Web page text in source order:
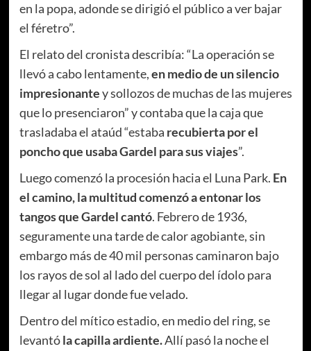
en la popa, adonde se dirigió el público a ver bajar
el féretro”.
El relato del cronista describía: “La operación se
llevó a cabo lentamente,en medio de un silencio
impresionantey sollozos de muchas de las mujeres
que lo presenciaron” y contaba que la caja que
trasladaba el ataúd “estaba recubierta por el
poncho que usaba Gardel para sus viajes”.
Luego comenzó la procesión hacia el Luna Park. En
el camino, la multitud comenzó a entonar los
tangos que Gardel cantó. Febrero de 1936,
seguramente una tarde de calor agobiante, sin
embargo más de 40 mil personas caminaron bajo
los rayos de sol al lado del cuerpo del ídolo para
llegar al lugar donde fue velado.
Dentro del mítico estadio, en medio del ring, se
levantóla capilla ardiente.Allí pasó la noche el